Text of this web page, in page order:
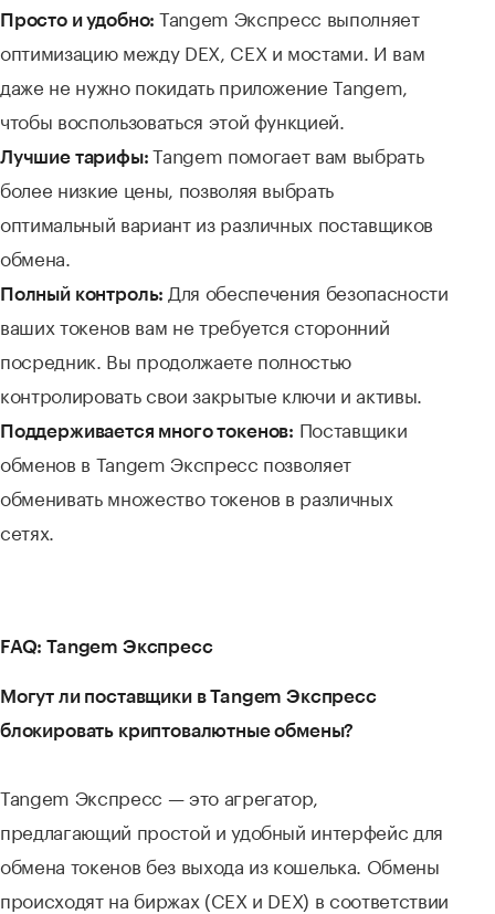
Просто и удобно:Tangem Экспресс выполняет
оптимизацию между DEX, CEX и мостами. И вам
даже не нужно покидать приложение Tangem,
чтобы воспользоваться этой функцией.
Лучшие тарифы:Tangem помогает вам выбрать
более низкие цены, позволяя выбрать
оптимальный вариант из различных поставщиков
обмена.
Полный контроль: Для обеспечения безопасности
ваших токенов вам не требуется сторонний
посредник. Вы продолжаете полностью
контролировать свои закрытые ключи и активы.
Поддерживается много токенов: Поставщики
обменов в Tangem Экспресс позволяет
обменивать множество токенов в различных
сетях.
FAQ: Tangem Экспресс
Могут ли поставщики в Tangem Экспресс
блокировать криптовалютные обмены?
Tangem Экспресс — это агрегатор,
предлагающий простой и удобный интерфейс для
обмена токенов без выхода из кошелька. Обмены
происходят на биржах (CEX и DEX) в соответствии